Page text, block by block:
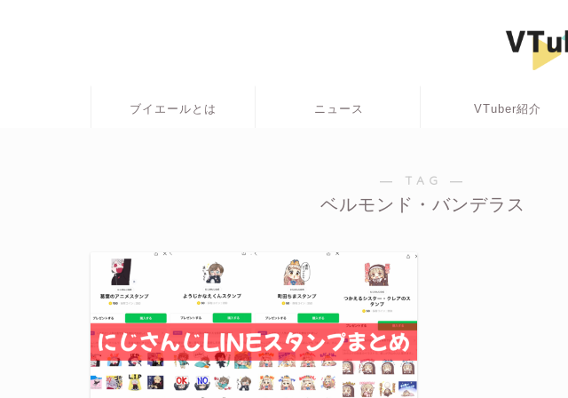
ブイエールとは ニュース VTuber紹介
― TAG ―
ベルモンド・バンデラス